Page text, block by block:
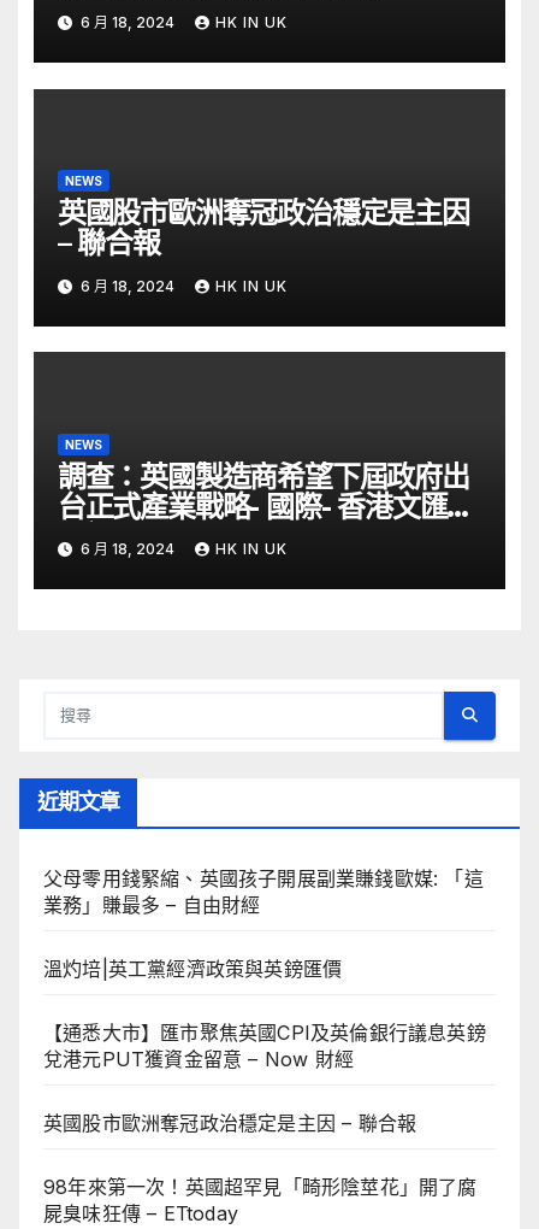
ETtoday
6 月 18, 2024 HK IN UK
NEWS
英國股市歐洲奪冠政治穩定是主因
– 聯合報
6 月 18, 2024 HK IN UK
NEWS
調查：英國製造商希望下屆政府出
台正式產業戰略- 國際- 香港文匯網
– 文匯報
6 月 18, 2024 HK IN UK
近期文章
父母零用錢緊縮、英國孩子開展副業賺錢歐媒: 「這
業務」賺最多 – 自由財經
溫灼培|英工黨經濟政策與英鎊匯價
【通悉大市】匯市聚焦英國CPI及英倫銀行議息英鎊
兌港元PUT獲資金留意 – Now 財經
英國股市歐洲奪冠政治穩定是主因 – 聯合報
98年來第一次！英國超罕見「畸形陰莖花」開了腐
屍臭味狂傳 – ETtoday